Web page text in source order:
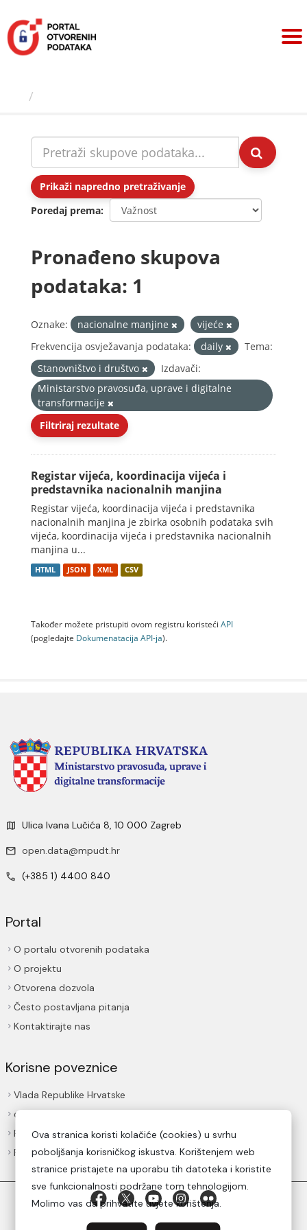
sadržaj
Prikaži napredno pretraživanje
Poredaj prema
Pronađeno skupova
podataka: 1
Oznake: nacionalne manjine
vijeće
Frekvencija osvježavanja podataka:
daily
Tema:
Stanovništvo i društvo
Izdavači:
Ministarstvo pravosuđa, uprave i digitalne
transformacije
Filtriraj rezultate
Registar vijeća, koordinacija vijeća i
predstavnika nacionalnih manjina
Registar vijeća, koordinacija vijeća i predstavnika
nacionalnih manjina je zbirka osobnih podataka svih
vijeća, koordinacija vijeća i predstavnika nacionalnih
manjina u...
HTML JSON XML CSV
Također možete pristupiti ovom registru koristeći API
(pogledajte Dokumenаtаcijа API-jа).